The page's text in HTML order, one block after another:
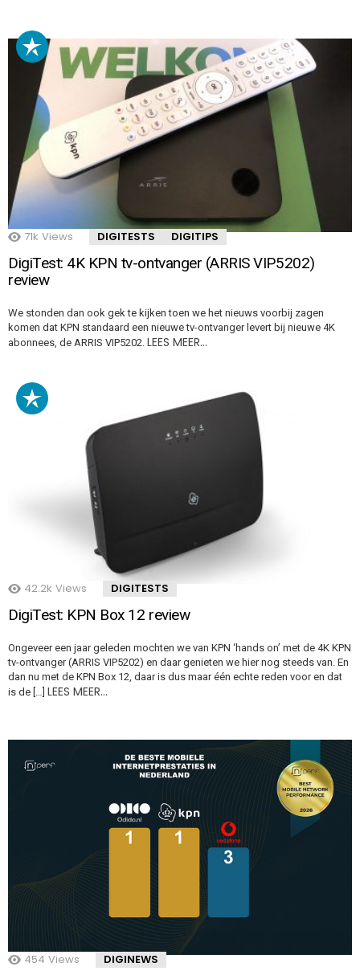
71k Views DIGITESTS DIGITIPS
DigiTest: 4K KPN tv-ontvanger (ARRIS VIP5202)
review
We stonden dan ook gek te kijken toen we het nieuws voorbij zagen
komen dat KPN standaard een nieuwe tv-ontvanger levert bij nieuwe 4K
abonnees, de ARRIS VIP5202. LEES MEER…
42.2k Views DIGITESTS
DigiTest: KPN Box 12 review
Ongeveer een jaar geleden mochten we van KPN ‘hands on’ met de 4K KPN
tv-ontvanger (ARRIS VIP5202) en daar genieten we hier nog steeds van. En
dan nu met de KPN Box 12, daar is dus maar één echte reden voor en dat
is de […] LEES MEER…
454 Views DIGINEWS